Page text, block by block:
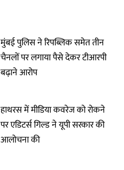
मुंबई पुलिस ने रिपब्लिक समेत तीन
चैनलों पर लगाया पैसे देकर टीआरपी
बढ़ाने आरोप
हाथरस में मीडिया कवरेज को रोकने
पर एडिटर्स गिल्ड ने यूपी सरकार की
आलोचना की